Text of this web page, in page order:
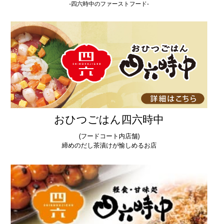
-四六時中のファーストフード-
おひつごはん四六時中
(フードコート内店舗)
締めのだし茶漬けが愉しめるお店